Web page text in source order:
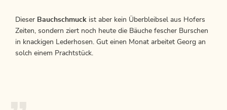
Dieser Bauchschmuck ist aber kein Überbleibsel aus Hofers
Zeiten, sondern ziert noch heute die Bäuche fescher Burschen
in knackigen Lederhosen. Gut einen Monat arbeitet Georg an
solch einem Prachtstück.